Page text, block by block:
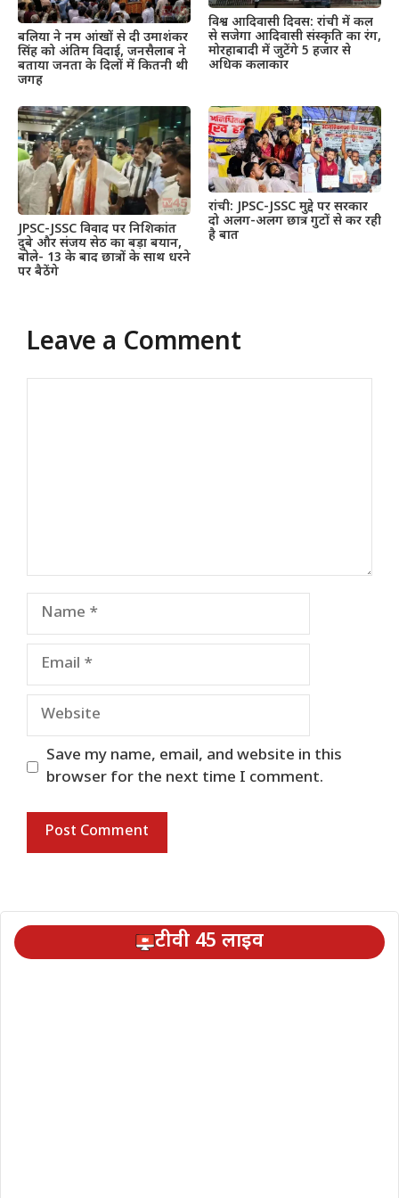
बलिया ने नम आंखों से दी उमाशंकर
सिंह को अंतिम विदाई, जनसैलाब ने
बताया जनता के दिलों में कितनी थी
जगह
विश्व आदिवासी दिवस: रांची में कल
से सजेगा आदिवासी संस्कृति का रंग,
मोरहाबादी में जुटेंगे 5 हजार से
अधिक कलाकार
JPSC-JSSC विवाद पर निशिकांत
दुबे और संजय सेठ का बड़ा बयान,
बोले- 13 के बाद छात्रों के साथ धरने
पर बैठेंगे
रांची: JPSC-JSSC मुद्दे पर सरकार
दो अलग-अलग छात्र गुटों से कर रही
है बात
Leave a Comment
Name
Email
Website
Save my name, email, and website in this
browser for the next time I comment.
टीवी 45 लाइव